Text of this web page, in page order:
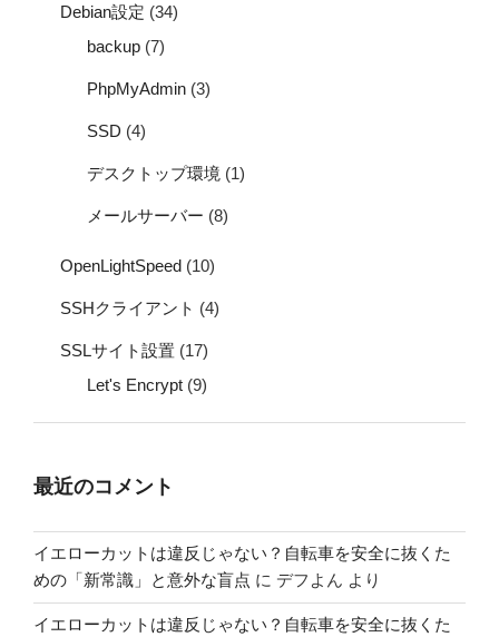
Debian設定 (34)
backup (7)
PhpMyAdmin (3)
SSD (4)
デスクトップ環境 (1)
メールサーバー (8)
OpenLightSpeed (10)
SSHクライアント (4)
SSLサイト設置 (17)
Let's Encrypt (9)
最近のコメント
イエローカットは違反じゃない？自転車を安全に抜くた
めの「新常識」と意外な盲点 に デフよん より
イエローカットは違反じゃない？自転車を安全に抜くた